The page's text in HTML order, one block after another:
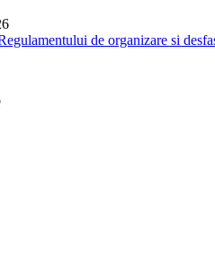
de organizare si